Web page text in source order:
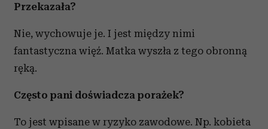
Przekazała?
Nie, wychowuje je. I jest między nimi
fantastyczna więź. Matka wyszła z tego obronną
ręką.
Często pani doświadcza porażek?
To jest wpisane w ryzyko zawodowe. Np. kobieta